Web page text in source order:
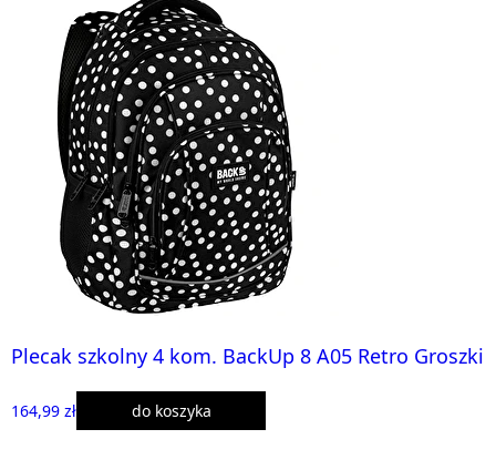
Plecak szkolny 4 kom. BackUp 8 A05 Retro Groszki
164,99 zł do koszyka